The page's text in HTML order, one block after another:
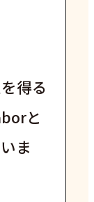
得る
と
ま